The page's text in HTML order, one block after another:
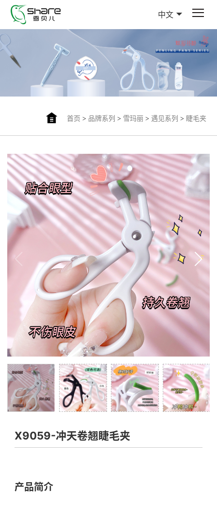
中文
首页 > 品牌系列 > 雪玛丽> 遇见系列 > 睫毛夹
X9059-冲天卷翘睫毛夹
产品简介